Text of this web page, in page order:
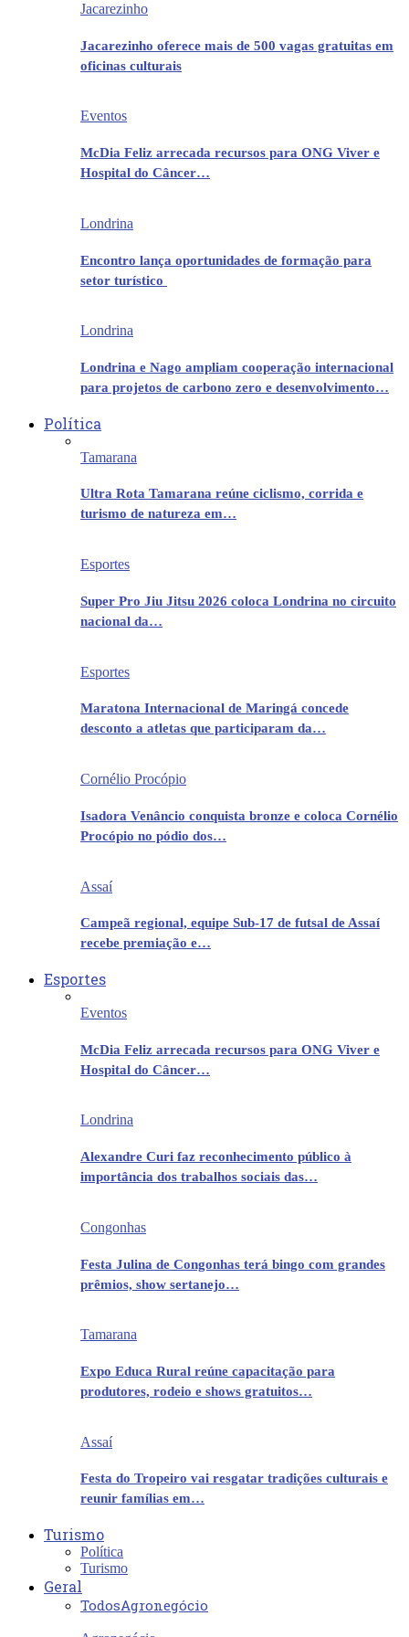
Jacarezinho
Jacarezinho oferece mais de 500 vagas gratuitas em
oficinas culturais
Eventos
McDia Feliz arrecada recursos para ONG Viver e
Hospital do Câncer…
Londrina
Encontro lança oportunidades de formação para
setor turístico
Londrina
Londrina e Nago ampliam cooperação internacional
para projetos de carbono zero e desenvolvimento…
Política
Tamarana
Ultra Rota Tamarana reúne ciclismo, corrida e
turismo de natureza em…
Esportes
Super Pro Jiu Jitsu 2026 coloca Londrina no circuito
nacional da…
Esportes
Maratona Internacional de Maringá concede
desconto a atletas que participaram da…
Cornélio Procópio
Isadora Venâncio conquista bronze e coloca Cornélio
Procópio no pódio dos…
Assaí
Campeã regional, equipe Sub-17 de futsal de Assaí
recebe premiação e…
Esportes
Eventos
McDia Feliz arrecada recursos para ONG Viver e
Hospital do Câncer…
Londrina
Alexandre Curi faz reconhecimento público à
importância dos trabalhos sociais das…
Congonhas
Festa Julina de Congonhas terá bingo com grandes
prêmios, show sertanejo…
Tamarana
Expo Educa Rural reúne capacitação para
produtores, rodeio e shows gratuitos…
Assaí
Festa do Tropeiro vai resgatar tradições culturais e
reunir famílias em…
Turismo
Política
Turismo
Geral
TodosAgronegócio